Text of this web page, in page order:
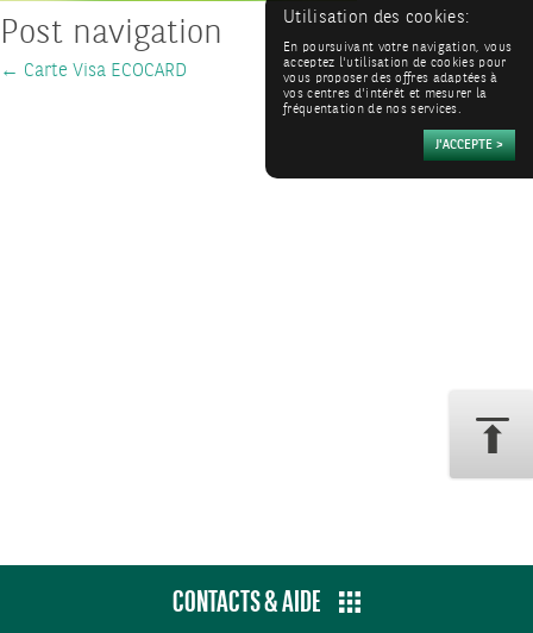
Post navigation
← Carte Visa ECOCARD
CONTACTS & AIDE
Utilisation des cookies:
En poursuivant votre navigation, vous
acceptez l'utilisation de cookies pour
vous proposer des offres adaptées à
vos centres d'intérêt et mesurer la
fréquentation de nos services.